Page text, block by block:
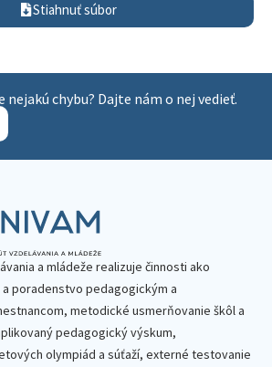
Stiahnuť súbor
chybu? Dajte nám o nej vedieť.
a mládeže realizuje činnosti ako
poradenstvo pedagogickým a
metodické usmerňovanie škôl a
pedagogický výskum,
olympiád a súťaží, externé testovanie